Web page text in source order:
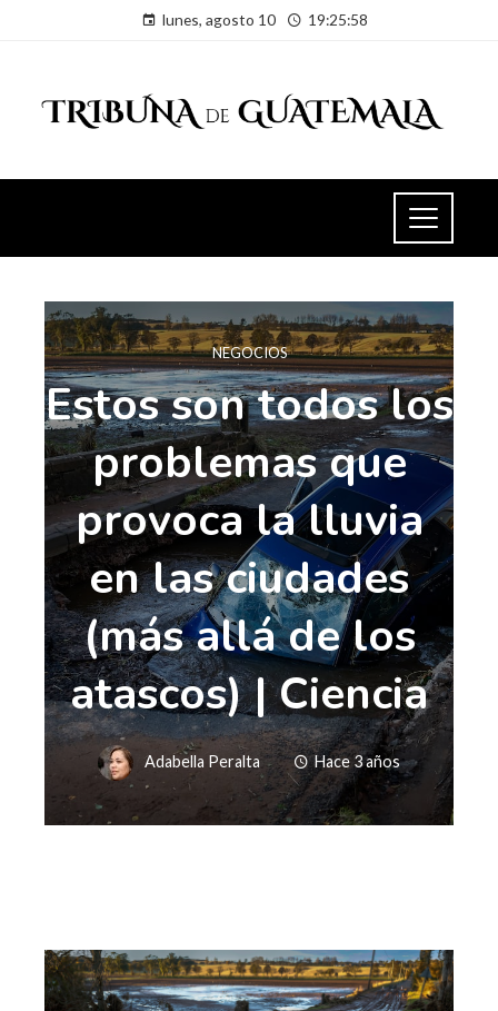
lunes, agosto 10 19:25:59
NEGOCIOS
Estos son todos los
problemas que
provoca la lluvia
en las ciudades
(más allá de los
atascos) | Ciencia
Adabella Peralta Hace 3 años